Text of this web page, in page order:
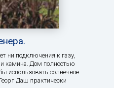
ни подключения к газу,
камина. Дом полностью
использовать солнечное
Даш практически